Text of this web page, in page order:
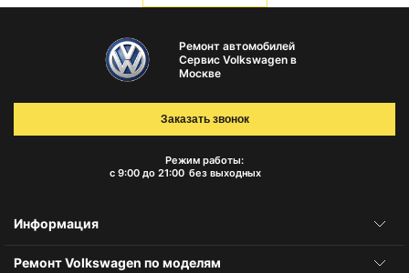
Ремонт автомобилей
Сервис Volkswagen в
Москве
Режим работы:
с 9:00 до 21:00 без выходных
Заказать звонок
Информация
Ремонт Volkswagen по моделям